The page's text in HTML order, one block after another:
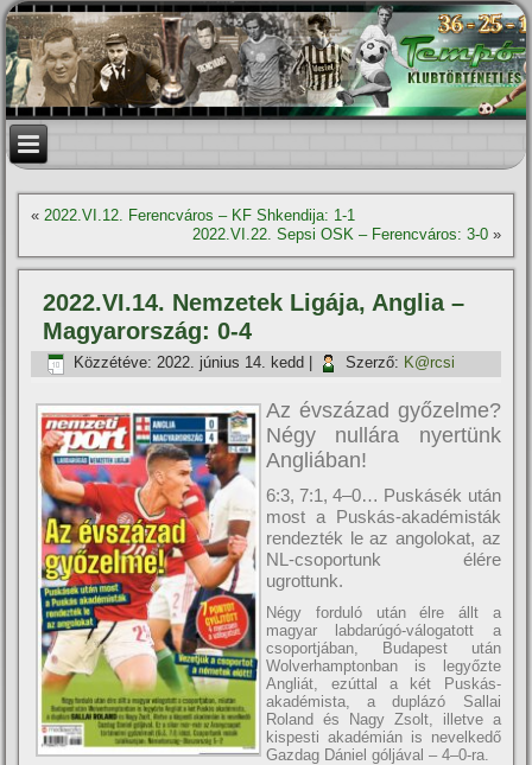
«2022.VI.12. Ferencváros – KF Shkendija: 1-1
2022.VI.22. Sepsi OSK – Ferencváros: 3-0»
2022.VI.14. Nemzetek Ligája, Anglia –
Magyarország: 0-4
Közzétéve: 2022. június 14. kedd Szerző: K@rcsi
Az évszázad győzelme?
Négy nullára nyertünk
Angliában!
6:3, 7:1, 4–0… Puskásék után
most a Puskás-akadémisták
rendezték le az angolokat, az
NL-csoportunk élére
ugrottunk.
Négy forduló után élre állt a
magyar labdarúgó-válogatott a
csoportjában, Budapest után
Wolverhamptonban is legyőzte
Angliát, ezúttal a két Puskás-
akadémista, a duplázó Sallai
Roland és Nagy Zsolt, illetve a
kispesti akadémián is nevelkedő
Gazdag Dániel góljával – 4–0-ra.